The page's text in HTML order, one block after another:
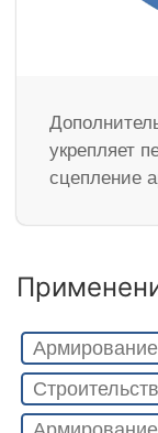
укрепляет
сцепление